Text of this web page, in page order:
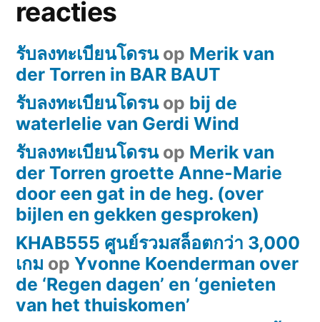
reacties
รับลงทะเบียนโดรนop Merik van
der Torren in BAR BAUT
รับลงทะเบียนโดรนop bij de
waterlelie van Gerdi Wind
รับลงทะเบียนโดรนop Merik van
der Torren groette Anne-Marie
door een gat in de heg. (over
bijlen en gekken gesproken)
KHAB555 ศูนย์รวมสล็อตกว่า 3,000
เกม op Yvonne Koenderman over
de ‘Regen dagen’ en ‘genieten
van het thuiskomen’